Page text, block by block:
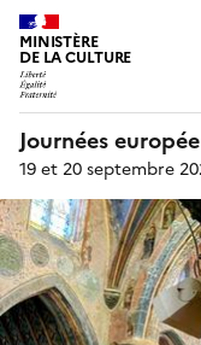
MINISTÈRE
DE LA CULTURE
Journées
19 et 20 septembre